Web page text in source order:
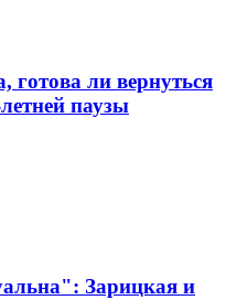
готова ли вернуться
паузы
Зарицкая и